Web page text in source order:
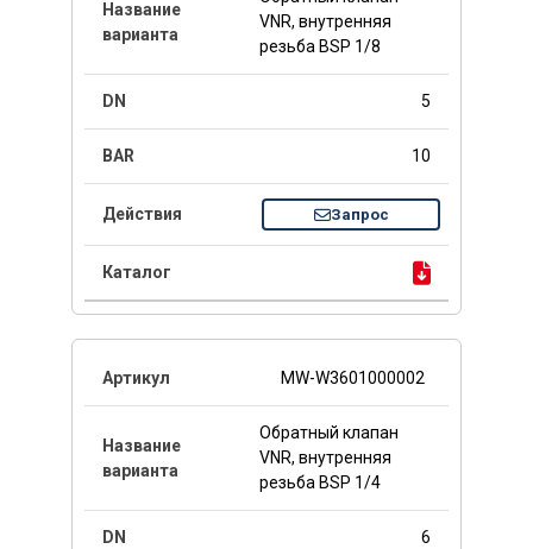
VNR, внутренняя
резьба BSP 1/8
5
10
Запрос
MW-W3601000002
Обратный клапан
VNR, внутренняя
резьба BSP 1/4
6